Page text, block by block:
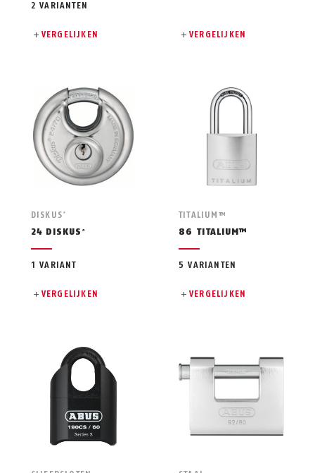
2 VARIANTEN
VERGELIJKEN VERGELIJKEN
DISKUS ®
24 DISKUS ®
1 VARIANT
VERGELIJKEN
TITALIUM™
86 TITALIUM™
5 VARIANTEN
VERGELIJKEN